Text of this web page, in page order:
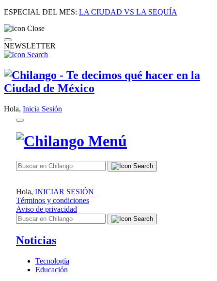
ESPECIAL DEL MES: LA CIUDAD VS LA SEQUÍA
NEWSLETTER
Hola, Inicia Sesión
Hola, INICIAR SESIÓN
Términos y condiciones
Aviso de privacidad
Noticias
Tecnología
Educación